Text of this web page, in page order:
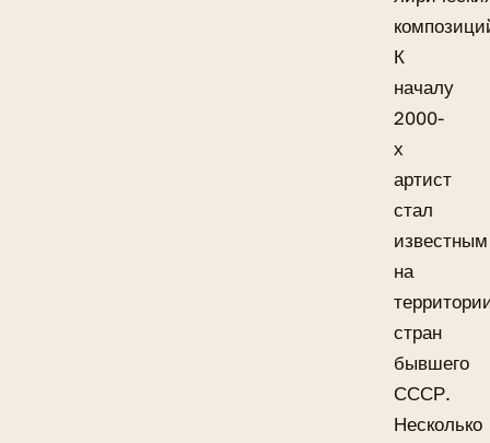
К
началу
2000-
х
артист
стал
известным
на
стран
бывшего
СССР.
Несколько